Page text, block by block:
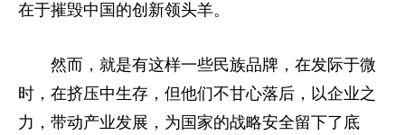
在于摧毁中国的创新领头羊。
然而，就是有这样一些民族品牌，在发际于微
时，在挤压中生存，但他们不甘心落后，以企业之
力，带动产业发展，为国家的战略安全留下了底